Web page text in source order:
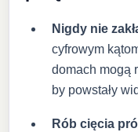
Nigdy nie
cyfrowym
domach mogą
by powstały
Rób cięcia